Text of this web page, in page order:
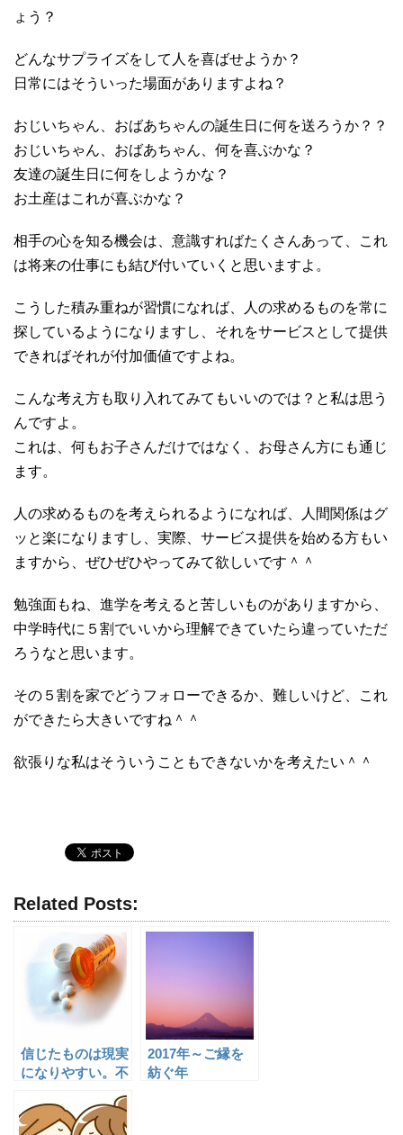
ょう？
どんなサプライズをして人を喜ばせようか？
日常にはそういった場面がありますよね？
おじいちゃん、おばあちゃんの誕生日に何を送ろうか？？
おじいちゃん、おばあちゃん、何を喜ぶかな？
友達の誕生日に何をしようかな？
お土産はこれが喜ぶかな？
相手の心を知る機会は、意識すればたくさんあって、これ
は将来の仕事にも結び付いていくと思いますよ。
こうした積み重ねが習慣になれば、人の求めるものを常に
探しているようになりますし、それをサービスとして提供
できればそれが付加価値ですよね。
こんな考え方も取り入れてみてもいいのでは？と私は思う
んですよ。
これは、何もお子さんだけではなく、お母さん方にも通じ
ます。
人の求めるものを考えられるようになれば、人間関係はグ
ッと楽になりますし、実際、サービス提供を始める方もい
ますから、ぜひぜひやってみて欲しいです＾＾
勉強面もね、進学を考えると苦しいものがありますから、
中学時代に５割でいいから理解できていたら違っていただ
ろうなと思います。
その５割を家でどうフォローできるか、難しいけど、これ
ができたら大きいですね＾＾
欲張りな私はそういうこともできないかを考えたい＾＾
Related Posts:
信じたものは現実
になりやすい。不
供を信じよう
2017年～ご縁を
紡ぐ年